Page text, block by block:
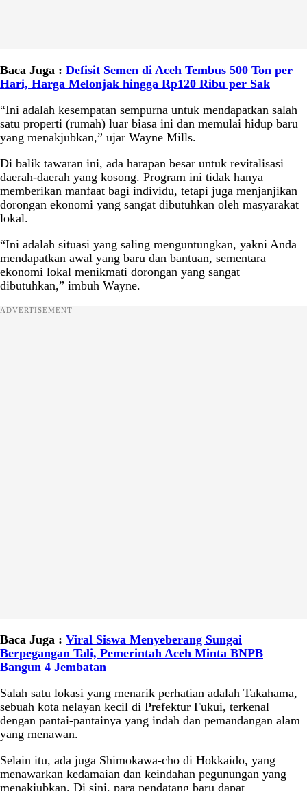
Baca Juga : Defisit Semen di Aceh Tembus 500 Ton per
Hari, Harga Melonjak hingga Rp120 Ribu per Sak
“Ini adalah kesempatan sempurna untuk mendapatkan salah
satu properti (rumah) luar biasa ini dan memulai hidup baru
yang menakjubkan,” ujar Wayne Mills.
Di balik tawaran ini, ada harapan besar untuk revitalisasi
daerah-daerah yang kosong. Program ini tidak hanya
memberikan manfaat bagi individu, tetapi juga menjanjikan
dorongan ekonomi yang sangat dibutuhkan oleh masyarakat
lokal.
“Ini adalah situasi yang saling menguntungkan, yakni Anda
mendapatkan awal yang baru dan bantuan, sementara
ekonomi lokal menikmati dorongan yang sangat
dibutuhkan,” imbuh Wayne.
ADVERTISEMENT
Baca Juga : Viral Siswa Menyeberang Sungai
Berpegangan Tali, Pemerintah Aceh Minta BNPB
Bangun 4 Jembatan
Salah satu lokasi yang menarik perhatian adalah Takahama,
sebuah kota nelayan kecil di Prefektur Fukui, terkenal
dengan pantai-pantainya yang indah dan pemandangan alam
yang menawan.
Selain itu, ada juga Shimokawa-cho di Hokkaido, yang
menawarkan kedamaian dan keindahan pegunungan yang
menakjubkan. Di sini, para pendatang baru dapat